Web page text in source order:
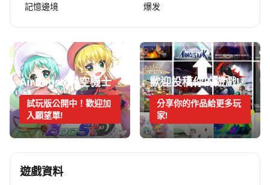
記憶邊境 爆发
AirBoost:天空機士
試玩版公開中！歡迎加
入願望單!
歡迎投稿你的遊戲!
分享你的作品給更多玩
家!
遊戲資料